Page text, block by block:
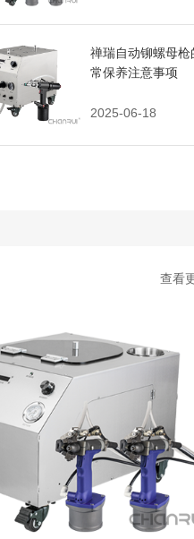
禅瑞自动铆螺母枪
常保养注意事项
2025-06-18
查看